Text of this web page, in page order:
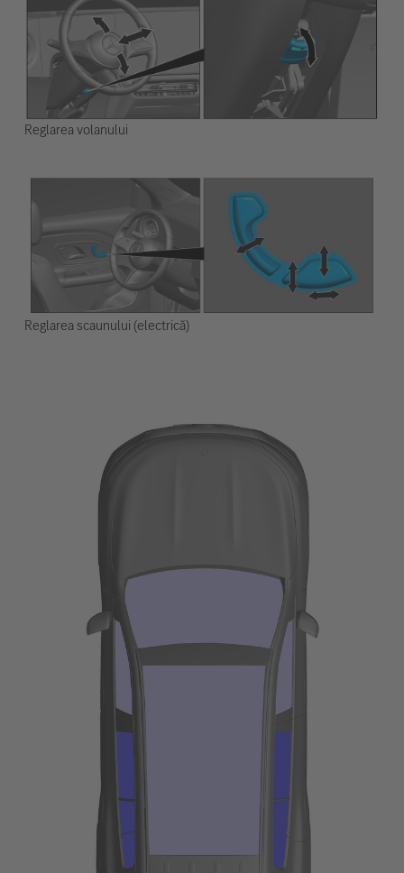
Reglarea volanului
Reglarea scaunului (electrică)